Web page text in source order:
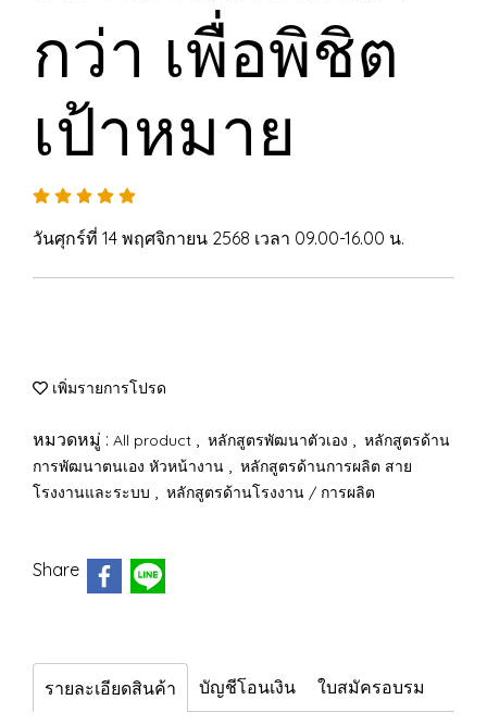
กว่า เพื่อพิชิต
เป้าหมาย
วันศุกร์ที่ 14 พฤศจิกายน 2568 เวลา 09.00-16.00 น.
เพิ่มรายการโปรด
หมวดหมู่ : All product , หลักสูตรพัฒนาตัวเอง , หลักสูตรด้าน
การพัฒนาตนเอง หัวหน้างาน , หลักสูตรด้านการผลิต สาย
โรงงานและระบบ , หลักสูตรด้านโรงงาน / การผลิต
Share
รายละเอียดสินค้า บัญชีโอนเงิน ใบสมัครอบรม